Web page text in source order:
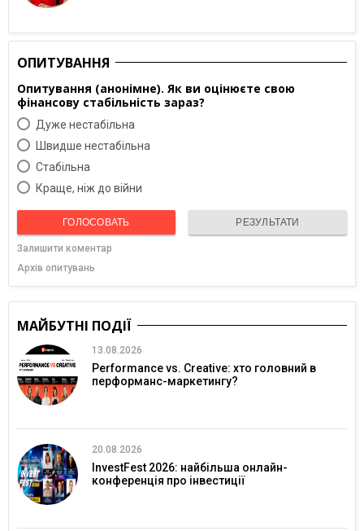
ОПИТУВАННЯ
Опитування (анонімне). Як ви оцінюєте свою
фінансову стабільність зараз?
Дуже нестабільна
Швидше нестабільна
Cтабільна
Краще, ніж до війни
ГОЛОСОВАТЬ РЕЗУЛЬТАТИ
Залишити коментар
Архів опитувань
МАЙБУТНІ ПОДІЇ
13.08.2026
Performance vs. Creative: хто головний в
перформанс-маркетингу?
20.08.2026
InvestFest 2026: найбільша онлайн-
конференція про інвестиції